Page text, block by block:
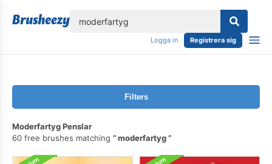
Logga in Registrera sig
Filters
Moderfartyg Penslar
60 free brushes matching
moderfartyg